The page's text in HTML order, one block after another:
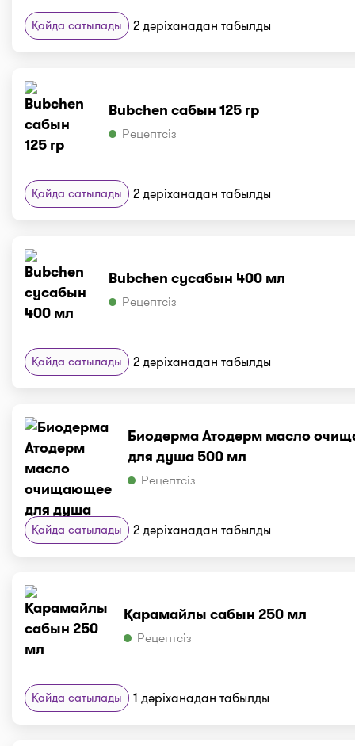
Қайда сатылады 2 дәріханадан табылды
Bubchen сабын 125 гр
Рецептсіз
Қайда сатылады 2 дәріханадан табылды
Bubchen сусабын 400 мл
Рецептсіз
Қайда сатылады 2 дәріханадан табылды
Биодерма Атодерм масло
для душа 500 мл
Рецептсіз
Қайда сатылады 2 дәріханадан табылды
Қарамайлы сабын 250 мл
Рецептсіз
Қайда сатылады 1 дәріханадан табылды